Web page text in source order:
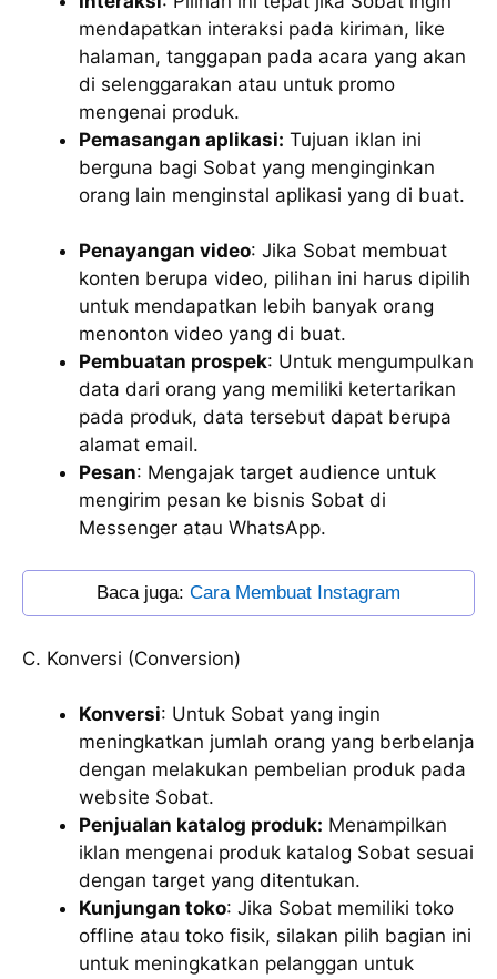
mendapatkan interaksi pada kiriman, like
halaman, tanggapan pada acara yang akan
di selenggarakan atau untuk promo
mengenai produk.
Pemasangan aplikasi: Tujuan iklan ini
berguna bagi Sobat yang menginginkan
orang lain menginstal aplikasi yang di buat.
Penayangan video: Jika Sobat membuat
konten berupa video, pilihan ini harus dipilih
untuk mendapatkan lebih banyak orang
menonton video yang di buat.
Pembuatan prospek: Untuk mengumpulkan
data dari orang yang memiliki ketertarikan
pada produk, data tersebut dapat berupa
alamat email.
Pesan: Mengajak target audience untuk
mengirim pesan ke bisnis Sobat di
Messenger atau WhatsApp.
Baca juga: Cara Membuat Instagram
C. Konversi (Conversion)
Konversi: Untuk Sobat yang ingin
meningkatkan jumlah orang yang berbelanja
dengan melakukan pembelian produk pada
website Sobat.
Penjualan katalog produk: Menampilkan
iklan mengenai produk katalog Sobat sesuai
dengan target yang ditentukan.
Kunjungan toko: Jika Sobat memiliki toko
offline atau toko fisik, silakan pilih bagian ini
untuk meningkatkan pelanggan untuk